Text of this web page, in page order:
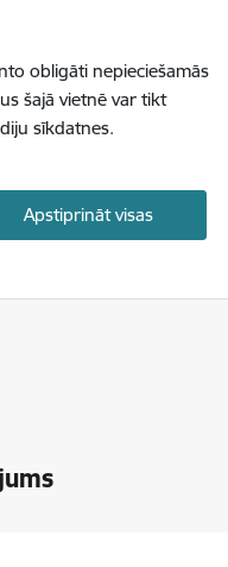
obligāti nepieciešamās
šajā vietnē var tikt
sīkdatnes.
Apstiprināt visas